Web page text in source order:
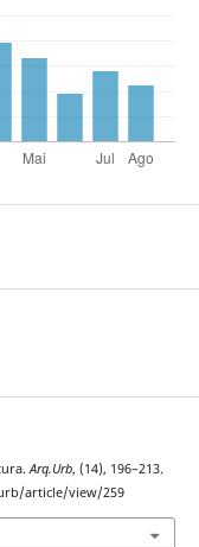
Arq.Urb, (14), 196–213.
article/view/259